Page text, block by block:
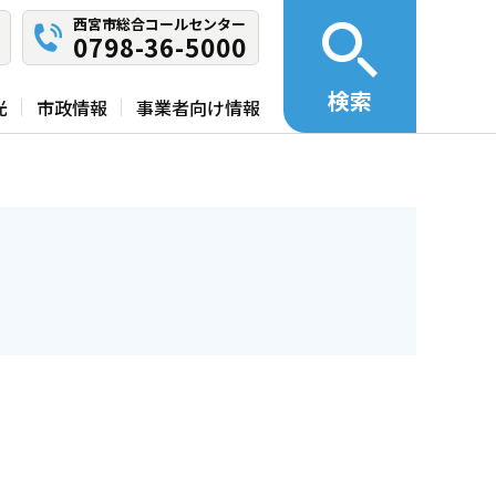
西宮市総合コールセンター
0798-36-5000
市政情報 事業者向け情報 検索